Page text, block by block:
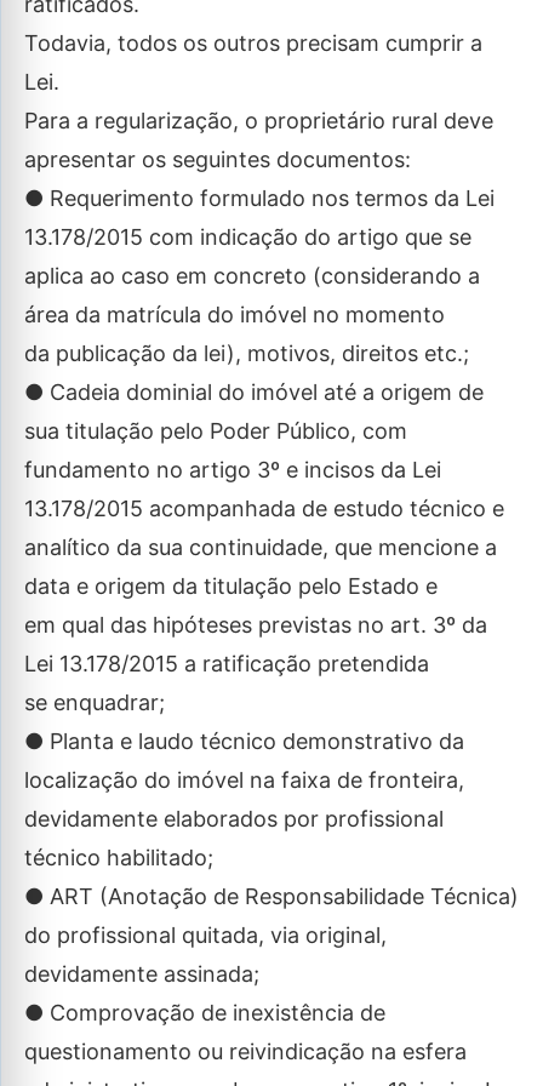
Todavia, todos os outros precisam cumprir a
Lei.
Para a regularização, o proprietário rural deve
apresentar os seguintes documentos:
● Requerimento formulado nos termos da Lei
13.178/2015 com indicação do artigo que se
aplica ao caso em concreto (considerando a
área da matrícula do imóvel no momento
da publicação da lei), motivos, direitos etc.;
● Cadeia dominial do imóvel até a origem de
sua titulação pelo Poder Público, com
fundamento no artigo 3º e incisos da Lei
13.178/2015 acompanhada de estudo técnico e
analítico da sua continuidade, que mencione a
data e origem da titulação pelo Estado e
em qual das hipóteses previstas no art. 3º da
Lei 13.178/2015 a ratificação pretendida
se enquadrar;
● Planta e laudo técnico demonstrativo da
localização do imóvel na faixa de fronteira,
devidamente elaborados por profissional
técnico habilitado;
● ART (Anotação de Responsabilidade Técnica)
do profissional quitada, via original,
devidamente assinada;
● Comprovação de inexistência de
questionamento ou reivindicação na esfera